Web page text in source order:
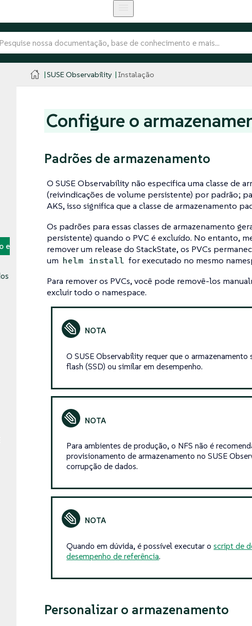
e
SUSE Observability Instalação
Configure o
Padrões de armazenamento
O SUSE Observability não especifica uma classe de
(reivindicações de volume persistente) por padrão;
AKS, isso significa que a classe de armazenamento
Os padrões para essas classes de armazenamento
persistente) quando o PVC é excluído. No entanto,
remover um release do StackState, os PVCs
um helm install for executado no mesmo
Para remover os PVCs, você pode removê-los
excluir todo o namespace.
O SUSE Observability requer que o
flash (SSD) ou similar em desempenho.
Para ambientes de produção, o NFS não é
provisionamento de armazenamento no SUSE
corrupção de dados.
Quando em dúvida, é possível executar oscript de
desempenho de referência.
Personalizar o armazenamento